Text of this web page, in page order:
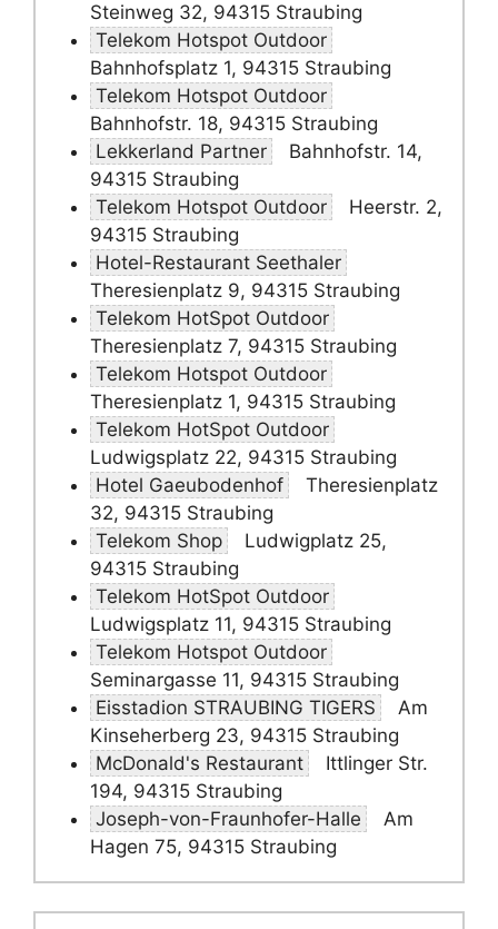
Steinweg 32, 94315 Straubing
Telekom Hotspot Outdoor
Bahnhofsplatz 1, 94315 Straubing
Telekom Hotspot Outdoor
Bahnhofstr. 18, 94315 Straubing
Lekkerland Partner
Bahnhofstr. 14,
94315 Straubing
Telekom Hotspot Outdoor
Heerstr. 2,
94315 Straubing
Hotel-Restaurant Seethaler
Theresienplatz 9, 94315 Straubing
Telekom HotSpot Outdoor
Theresienplatz 7, 94315 Straubing
Telekom Hotspot Outdoor
Theresienplatz 1, 94315 Straubing
Telekom HotSpot Outdoor
Ludwigsplatz 22, 94315 Straubing
Hotel Gaeubodenhof
Theresienplatz
32, 94315 Straubing
Telekom Shop
Ludwigplatz 25,
94315 Straubing
Telekom HotSpot Outdoor
Ludwigsplatz 11, 94315 Straubing
Telekom Hotspot Outdoor
Seminargasse 11, 94315 Straubing
Eisstadion STRAUBING TIGERS
Am
Kinseherberg 23, 94315 Straubing
McDonald's Restaurant
Ittlinger Str.
194, 94315 Straubing
Joseph-von-Fraunhofer-Halle
Am
Hagen 75, 94315 Straubing